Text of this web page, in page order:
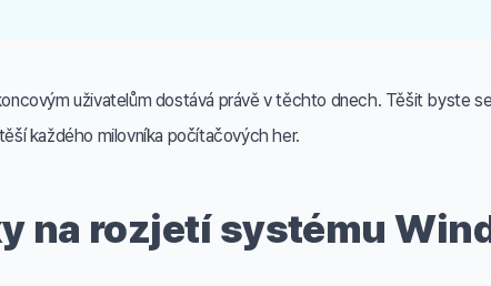
uživatelům dostává právě v těchto dnech. Těšit byste
každého milovníka počítačových her.
na rozjetí systému